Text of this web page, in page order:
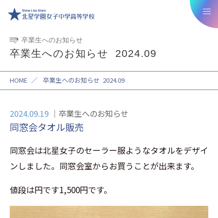
卒業生へのお知らせ
卒業生へのお知らせ 2024.09
HOME ／ 卒業生へのお知らせ 2024.09
2024.09.19 卒業生へのお知らせ
同窓会タオル販売
同窓会は北星女子のセーラー服ようなタオルをデザイ
ンしました。同窓会室からお買うことが出来ます。
値段は円です1,500円です。